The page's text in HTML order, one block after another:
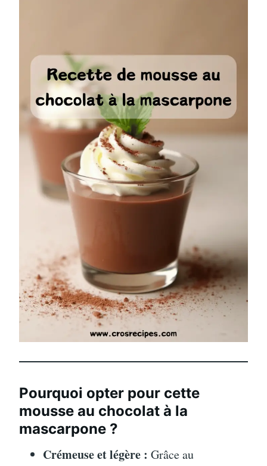
Pourquoi opter pour cette
mousse au chocolat à la
mascarpone ?
Crémeuse et légère : Grâce au